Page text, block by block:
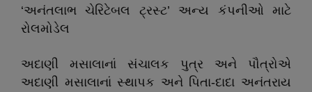
‘અનંતલાભ ચેરિટેબલ ટ્રસ્ટ’ અન્ય કંપનીઓ માટે
રોલમોડેલ
અદાણી મસાલાનાં સંચાલક પુત્ર અને પૌત્રોએ
અદાણી મસાલાનાં સ્થાપક અને પિતા-દાદા અનંતરાય